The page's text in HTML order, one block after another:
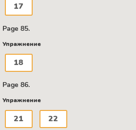
17
Page 85.
Упражнение
18
Page 86.
Упражнение
21 22